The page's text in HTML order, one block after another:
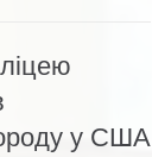
у США